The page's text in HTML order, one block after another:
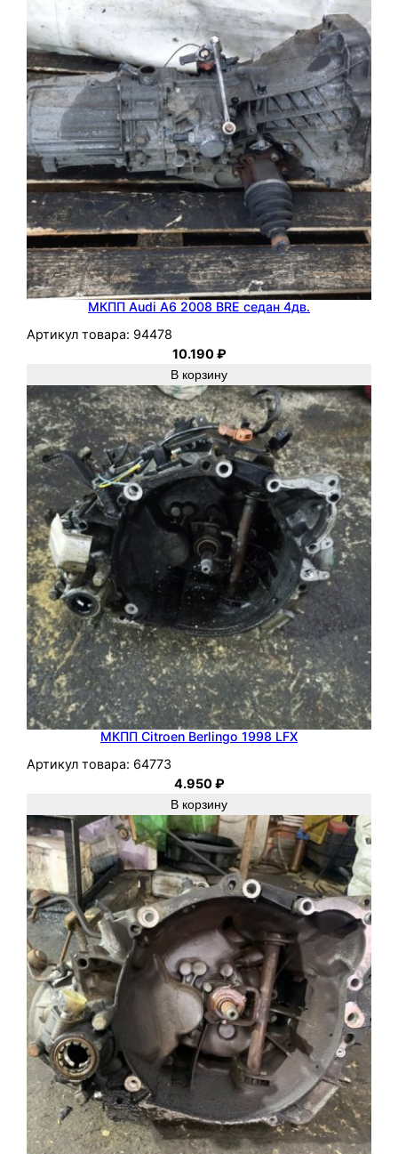
0
0
D
W
8
(
W
J
Z
)
МКПП Audi A6 2008 BRE седан 4дв.
Артикул товара: 94478
10.190₽
В корзину
МКПП Citroen Berlingo 1998 LFX
Артикул товара: 64773
4.950₽
В корзину